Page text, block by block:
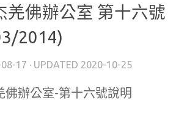
羌佛辦公室 第十六號
2014)
17 · UPDATED 2020-10-25